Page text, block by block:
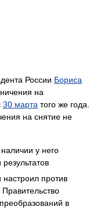
России Бориса
на
30 марта того же года.
на снятие не
у него
против
в